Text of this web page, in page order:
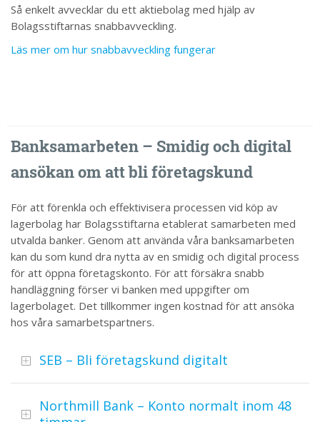
Så enkelt avvecklar du ett aktiebolag med hjälp av
Bolagsstiftarnas snabbavveckling.
Läs mer om hur snabbavveckling fungerar
Banksamarbeten – Smidig och digital
ansökan om att bli företagskund
För att förenkla och effektivisera processen vid köp av
lagerbolag har Bolagsstiftarna etablerat samarbeten med
utvalda banker. Genom att använda våra banksamarbeten
kan du som kund dra nytta av en smidig och digital process
för att öppna företagskonto. För att försäkra snabb
handläggning förser vi banken med uppgifter om
lagerbolaget. Det tillkommer ingen kostnad för att ansöka
hos våra samarbetspartners.
SEB – Bli företagskund digitalt
Northmill Bank – Konto normalt inom 48